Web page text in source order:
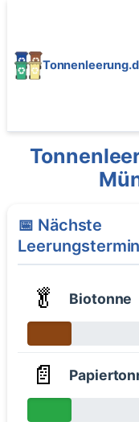
📅 Nächste
🥬 Biotonne
📄